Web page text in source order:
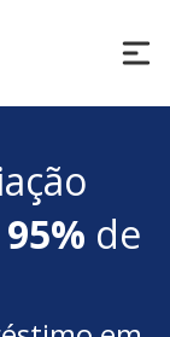
95% de